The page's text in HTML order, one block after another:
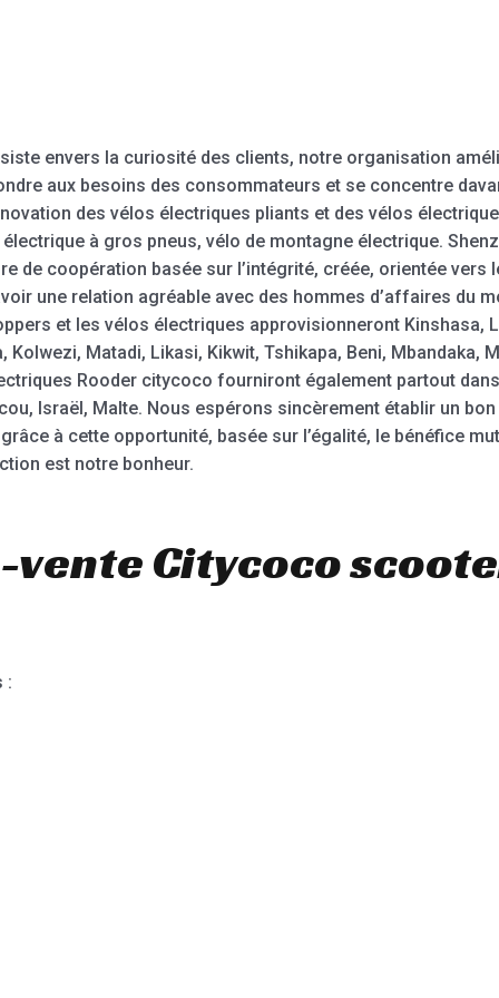
envers la curiosité des clients, notre organisation
aux besoins des consommateurs et se concentre
des vélos électriques pliants et des vélos
à gros pneus, vélo de montagne électrique.
de coopération basée sur l’intégrité, créée, orientée
une relation agréable avec des hommes d’affaires du
et les vélos électriques approvisionneront Kinshasa,
Kolwezi, Matadi, Likasi, Kikwit, Tshikapa, Beni, Mbandaka,
Rooder citycoco fourniront également partout
Israël, Malte. Nous espérons sincèrement établir un
à cette opportunité, basée sur l’égalité, le bénéfice
est notre bonheur.
Citycoco
: